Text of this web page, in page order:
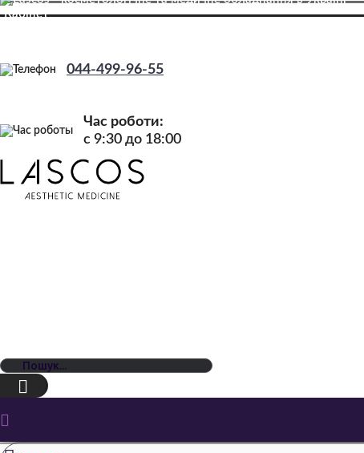
Кабінет
044-499-96-55
Час роботи:
c 9:30 до 18:00